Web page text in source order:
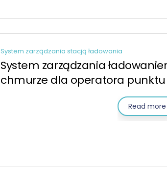
System zarządzania stacją ładowania
System zarządzania
chmurze dla operatora punktu
Read more